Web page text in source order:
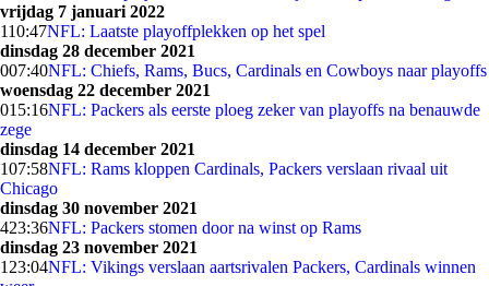
vrijdag 7 januari 2022
110:47NFL: Laatste playoffplekken op het spel
dinsdag 28 december 2021
007:40NFL: Chiefs, Rams, Bucs, Cardinals en Cowboys naar playoffs
woensdag 22 december 2021
015:16NFL: Packers als eerste ploeg zeker van playoffs na benauwde
zege
dinsdag 14 december 2021
107:58NFL: Rams kloppen Cardinals, Packers verslaan rivaal uit
Chicago
dinsdag 30 november 2021
423:36NFL: Packers stomen door na winst op Rams
dinsdag 23 november 2021
1 23:04NFL: Vikings verslaan aartsrivalen Packers, Cardinals winnen